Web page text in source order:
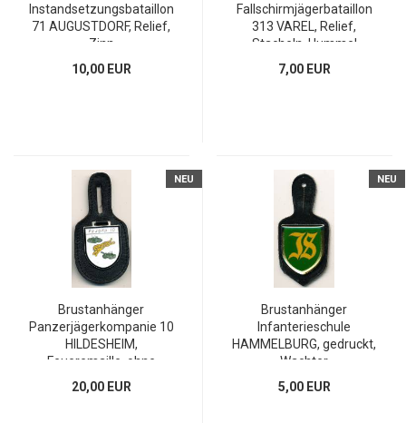
Instandsetzungsbataillon
71 AUGUSTDORF, Relief,
Zinn
10,00 EUR
Fallschirmjägerbataillon
313 VAREL, Relief,
Stacheln, Hummel
7,00 EUR
NEU
Brustanhänger
Panzerjägerkompanie 10
HILDESHEIM,
Feueremaille, ohne
Hersteller
20,00 EUR
NEU
Brustanhänger
Infanterieschule
HAMMELBURG, gedruckt,
Wachter
5,00 EUR